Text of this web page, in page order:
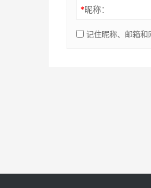
*昵称：
记住昵称、邮箱和